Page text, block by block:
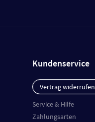
Kundenservice
Vertrag widerrufen
Service & Hilfe
Zahlungsarten